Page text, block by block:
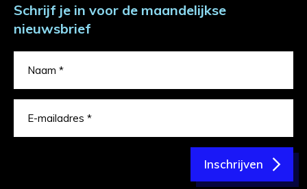
Schrijf je in voor de maandelijkse
nieuwsbrief
Inschrijven